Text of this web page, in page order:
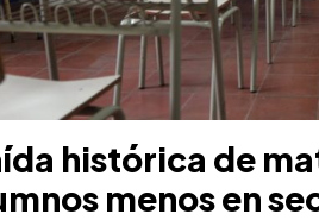
histórica de
menos en